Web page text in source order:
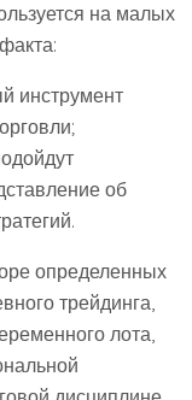
на малых
инструмент
об
определенных
трейдинга,
лота,